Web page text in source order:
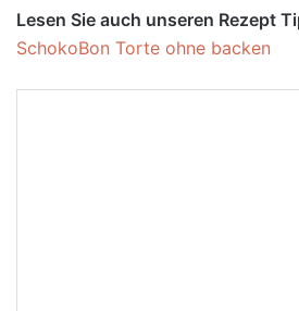
Lesen Sie auch unseren Rezept
SchokoBon Torte ohne backen